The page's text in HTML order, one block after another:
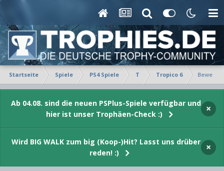
Startseite Spiele PS4 Spiele T Tropico 6
Ab 04.08. sind die neuen PSPlus-Spiele verfügbar und
hier ist unser Trophäen-Check :)
×
Wird BIG WALK zum big (Koop-)Hit? Lasst uns drüber
reden! :)
×